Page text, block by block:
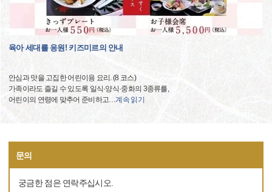
육아 세대를 응원! 키즈미르의 안내
안심과 맛을 고집한 어린이용 요리. (8 코스)
가족이라도 즐길 수 있도록 일식·양식·중화의 3종류를,
어린이의 연령에 맞추어 준비하고…계속 읽기
문의
궁금한 점은 연락주십시오.